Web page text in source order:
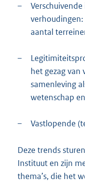
–
aantal
–
het gezag van
samenleving
wetenschap en
– Vastlopende
Deze trends
Instituut en zijn
thema’s, die het